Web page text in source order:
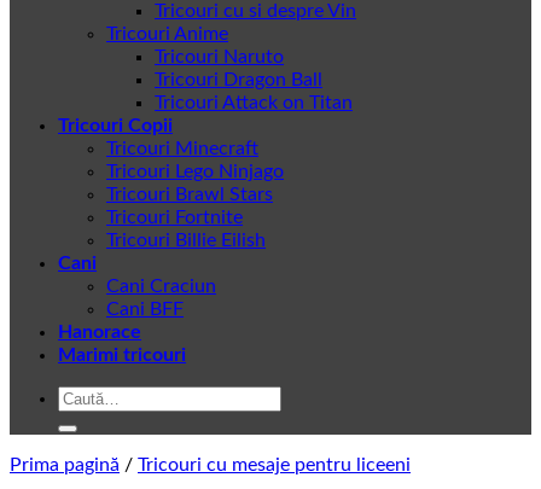
Tricouri cu si despre Vin
Tricouri Anime
Tricouri Naruto
Tricouri Dragon Ball
Tricouri Attack on Titan
Tricouri Copii
Tricouri Minecraft
Tricouri Lego Ninjago
Tricouri Brawl Stars
Tricouri Fortnite
Tricouri Billie Eilish
Cani
Cani Craciun
Cani BFF
Hanorace
Marimi tricouri
Caută
Prima pagină / Tricouri cu mesaje pentru liceeni